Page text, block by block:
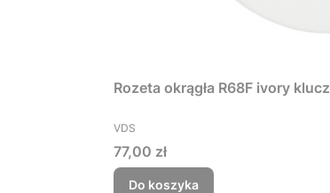
Rozeta okrągła R68F ivory klucz
PRODUCENT
VDS
Cena
77,00 zł
Do koszyka